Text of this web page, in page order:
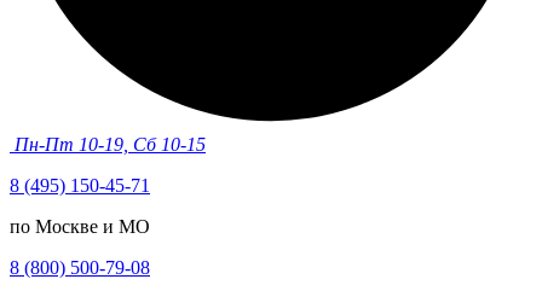
Пн-Пт 10-19, Сб 10-15
8 (495) 150-45-71
по Москве и МО
8 (800) 500-79-08